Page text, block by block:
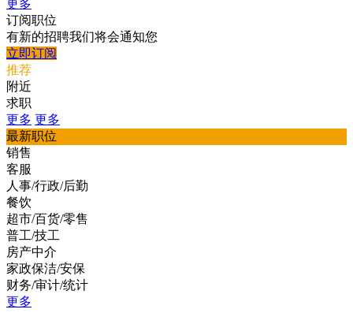
更多
订阅职位
有新的招聘我们将会通知您
立即订阅
推荐
附近
求职
更多 更多
最新职位
销售
客服
人事/行政/后勤
餐饮
超市/百货/零售
普工/技工
房产中介
家政保洁/安保
财务/审计/统计
更多